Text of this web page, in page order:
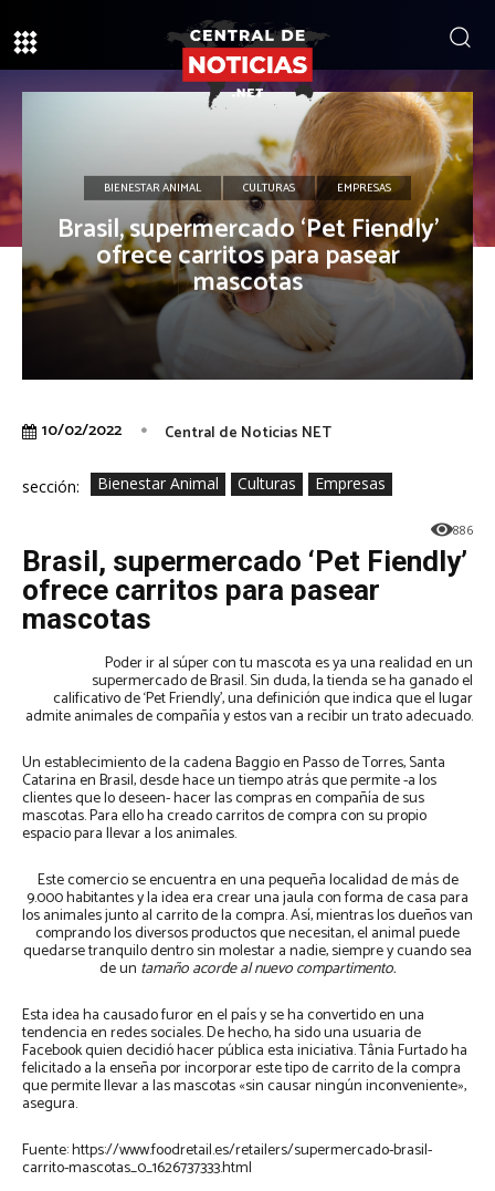
BIENESTAR ANIMAL CULTURAS EMPRESAS
Brasil, supermercado ‘Pet Fiendly’
ofrece carritos para pasear
mascotas
10/02/2022 Central de Noticias NET
sección: Bienestar Animal Culturas Empresas
886
Brasil, supermercado ‘Pet Fiendly’
ofrece carritos para pasear
mascotas
Poder ir al súper con tu mascota es ya una realidad en un
supermercado de Brasil. Sin duda, la tienda se ha ganado el
calificativo de ‘Pet Friendly’, una definición que indica que el lugar
admite animales de compañía y estos van a recibir un trato adecuado.
Un establecimiento de la cadena Baggio en Passo de Torres, Santa
Catarina en Brasil, desde hace un tiempo atrás que permite -a los
clientes que lo deseen- hacer las compras en compañía de sus
mascotas. Para ello ha creado carritos de compra con su propio
espacio para llevar a los animales.
Este comercio se encuentra en una pequeña localidad de más de
9.000 habitantes y la idea era crear una jaula con forma de casa para
los animales junto al carrito de la compra. Así, mientras los dueños van
comprando los diversos productos que necesitan, el animal puede
quedarse tranquilo dentro sin molestar a nadie, siempre y cuando sea
de un tamaño acorde al nuevo compartimento.
Esta idea ha causado furor en el país y se ha convertido en una
tendencia en redes sociales. De hecho, ha sido una usuaria de
Facebook quien decidió hacer pública esta iniciativa. Tânia Furtado ha
felicitado a la enseña por incorporar este tipo de carrito de la compra
que permite llevar a las mascotas «sin causar ningún inconveniente»,
asegura.
Fuente: https://www.foodretail.es/retailers/supermercado-brasil-
carrito-mascotas_0_1626737333.html